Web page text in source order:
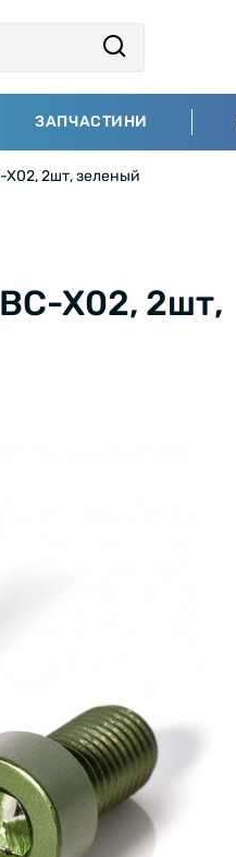
ЗАПЧАСТИНИ
X02, 2шт, зеленый
X02, 2шт,